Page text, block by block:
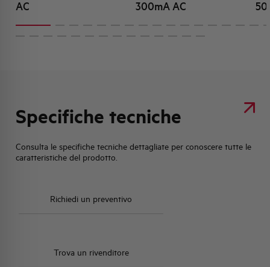
AC
300mA AC
Specifiche tecniche
Consulta le specifiche tecniche dettagliate per conoscere tutte le
caratteristiche del prodotto.
Richiedi un preventivo
Trova un rivenditore